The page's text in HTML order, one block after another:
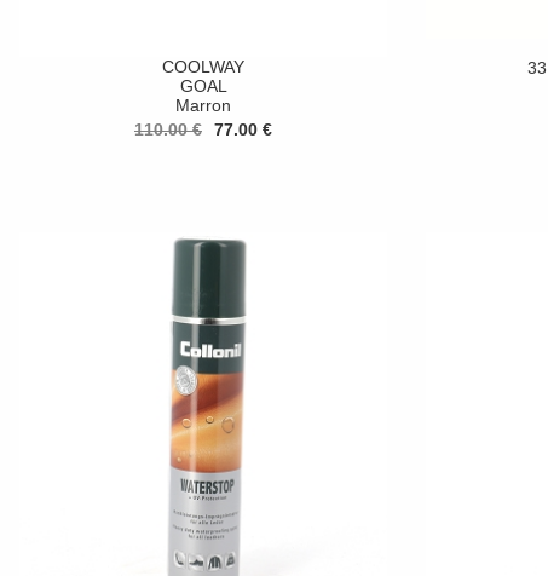
COOLWAY
GOAL
Marron
110.00 €
77.00 €